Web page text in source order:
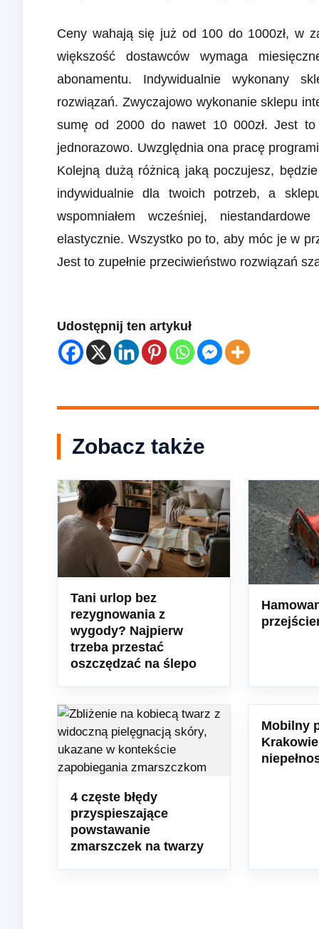
Ceny wahają się już od 100 do 1000zł, w
większość dostawców wymaga
abonamentu. Indywidualnie wykonany
rozwiązań. Zwyczajowo wykonanie sklepu
sumę od 2000 do nawet 10 000zł. Jest to
jednorazowo. Uwzględnia ona pracę
Kolejną dużą różnicą jaką poczujesz,
indywidualnie dla twoich potrzeb, a
wspomniałem wcześniej,
elastycznie. Wszystko po to, aby móc je w
Jest to zupełnie przeciwieństwo rozwiązań
Udostępnij ten artykuł
Zobacz także
Tani urlop bez
rezygnowania z
wygody? Najpierw
trzeba przestać
oszczędzać na ślepo
4 częste błędy
przyspieszające
powstawanie
zmarszczek na twarzy
Mobilny